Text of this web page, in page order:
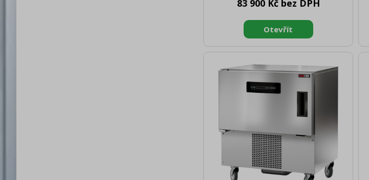
52.00 Šířka brutto [mm]: 810 Hloubka
780 Hmotnost brutto [kg]: 60.00 Typ
spotřebiče: Elektrické zařízení Příkon
elektrický [kW]: 3.300 Napájení: 230 V /
barva zařízení: Nerezové Nastavitelné
nožičky: Ano Řízení vlhkosti: Ne
Stohovatelnost: Ano Typ ovládání:
83 900 Kč bez DPH